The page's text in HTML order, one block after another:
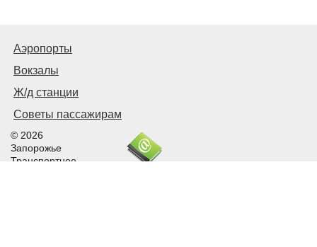
Аэропорты
Вокзалы
Ж/д станции
Советы пассажирам
© 2026
Запорожье
Транспортное
Связаться с нами